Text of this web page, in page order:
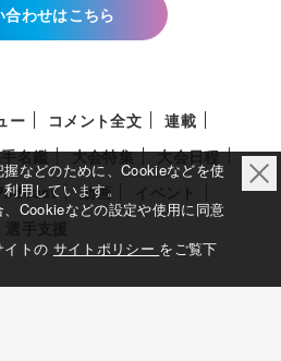
合わせはこちら
ー コメント全文
連載
名鑑 大会特集
大会日程
動画
などのために、Cookieなどを使
用しています。
Cookieなどの設定や使用に同意
イトの サイトポリシー をご覧下